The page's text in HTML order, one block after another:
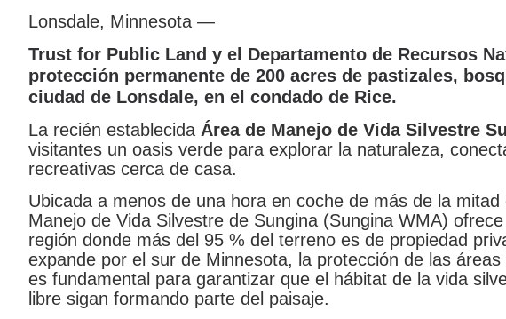
Lonsdale, Minnesota —
Trust for Public Land y el Departamento de Recursos
protección permanente de 200 acres de pastizales,
ciudad de Lonsdale, en el condado de Rice.
La recién establecida Área de Manejo de Vida Silvestre
visitantes un oasis verde para explorar la naturaleza,
recreativas cerca de casa.
Ubicada a menos de una hora en coche de más de la
Manejo de Vida Silvestre de Sungina (Sungina WMA)
región donde más del 95 % del terreno es de propiedad
expande por el sur de Minnesota, la protección de las
es fundamental para garantizar que el hábitat de la vida
libre sigan formando parte del paisaje.